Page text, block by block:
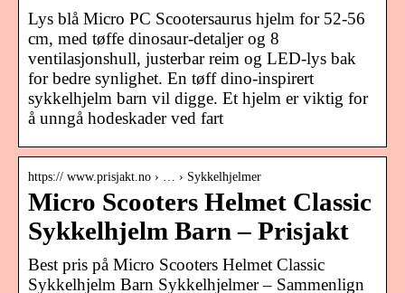
Lys blå Micro PC Scootersaurus hjelm for 52-56
cm, med tøffe dinosaur-detaljer og 8
ventilasjonshull, justerbar reim og LED-lys bak
for bedre synlighet. En tøff dino-inspirert
sykkelhjelm barn vil digge. Et hjelm er viktig for
å unngå hodeskader ved fart
https:// www.prisjakt.no › … › Sykkelhjelmer
Micro Scooters Helmet Classic
Sykkelhjelm Barn – Prisjakt
Best pris på Micro Scooters Helmet Classic
Sykkelhjelm Barn Sykkelhjelmer – Sammenlign